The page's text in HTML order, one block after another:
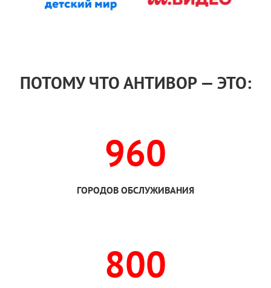
ПОТОМУ ЧТО АНТИВОР — ЭТО:
960
ГОРОДОВ ОБСЛУЖИВАНИЯ
800